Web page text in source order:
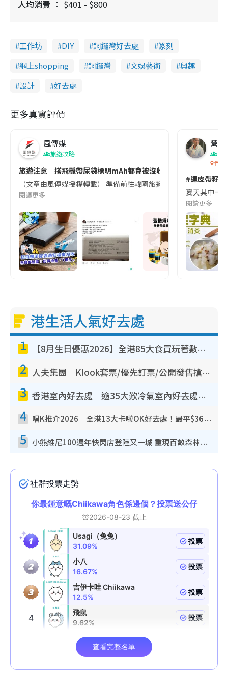
人均消費 $401 - $800
工作坊 DIY 銅鑼灣好去處
篆刻
網上shopping
銅鑼灣 文娛藝術
興趣
設計
好去處
更多真實評價
風傳媒
旅遊攻略
旅遊注意｜搭飛機帶尿袋標明mAh都會被沒收😱出發前切記檢查
（文章由風傳媒授權轉載） 準備前往韓國旅遊的民眾，近期要
閱讀更多
營養
香港
#連皮帶籽
夏天其中一
閱讀更多
港生活人氣好去處
1 【8月生日優惠2026】全港85大食買玩著數攻略 自助餐/火鍋放題同行免費＋誠品/DONKI送現金券
2 人夫集團｜Klook套票/優先訂票/公開發售搶飛攻略！附票價.購票連結.場地座位表
3 香港室內好去處｜逾35大歎冷氣室內好去處推介 室內活動免費避雨無懼落雨
4 唱K推介2026︱全港13大卡啦OK好去處！最平$36起 日文K都有！(附地址+收費詳情)
5 小熊維尼100週年快閃店登陸又一城 重現百畝森林經典場景／獨家限定盲盒登場／專屬DIY香水